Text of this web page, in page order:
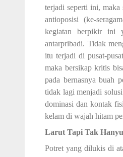
terjadi seperti ini, maka
antioposisi (ke-
kegiatan berpikir ini
antarpribadi. Tidak
itu terjadi di pusat-
maka bersikap kritis
pada bernasnya buah
tidak lagi menjadi
dominasi dan kontak
kelam di wajah hitam
Larut Tapi Tak
Potret yang dilukis di